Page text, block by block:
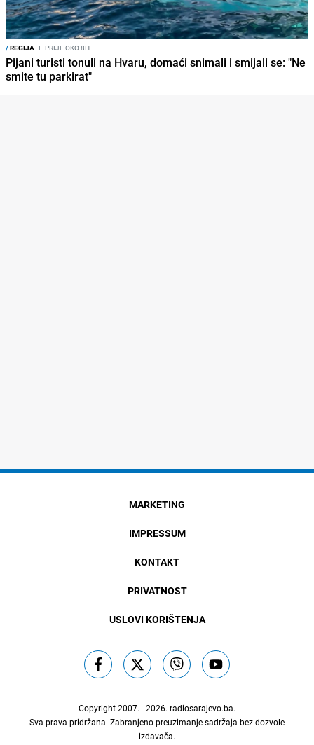
/REGIJA I PRIJE OKO 8H
Pijani turisti tonuli na Hvaru, domaći snimali i smijali se: "Ne
smite tu parkirat"
MARKETING
IMPRESSUM
KONTAKT
PRIVATNOST
USLOVI KORIŠTENJA
Copyright 2007. - 2026. radiosarajevo.ba.
Sva prava pridržana. Zabranjeno preuzimanje sadržaja bez dozvole
izdavača.